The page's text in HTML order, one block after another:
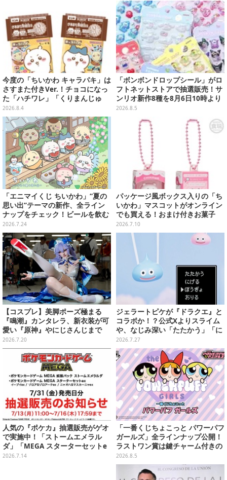
今度の「ちいかわ キャラパキ」は
さすまた付きVer.！チョコになっ
た「ハチワレ」「くりまんじゅ
う」たちも可愛い全8種
2026.8.4
「ボンボンドロップシール」がロ
フトネットストアで抽選販売！サ
ンリオ新作8種を8月6日10時より
受付開始
2026.8.5
「エニマイくじ ちいかわ」“夏の
思い出”テーマの新作、全ライン
ナップをチェック！ビールを飲む
「くりまんじゅう」ぬいぐるみな
ど
2026.7.24
パッケージ風ボックス入りの「ち
いかわ」マスコットがオンライン
でも買える！おまけ付きお菓子
「チョコボックス」にハチワレ、
うさぎなど9人を収録
2026.7.10
【コスプレ】美脚ポーズ極まる
『鳴潮』カンタレラ、新衣装が可
愛い『原神』やにじさんじまで
「アコスタ池袋」美麗レイヤー11
選【写真50枚】
2026.7.20
ジェラートピケが『ドラクエ』と
コラボか！？公式Xよりスライム
や、なじみ深い「たたかう」「に
げる」のコマンドウィンドウが投
稿
2026.7.27
人気の『ポケカ』抽選販売がゲオ
で実施中！「ストームエメラル
ダ」「MEGA スターターセットe
x」各種の全4商品
2026.7.14
「一番くじちょこっと パワーパフ
ガールズ」全ラインナップ公開！
ラストワン賞は鍵チャーム付きの
シール帳スペシャルセットを用意
2026.8.5